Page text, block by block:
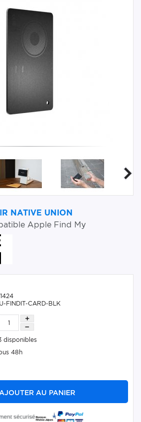
NATIVE UNION
Apple Find My
FINDIT-CARD-BLK
disponibles
48h